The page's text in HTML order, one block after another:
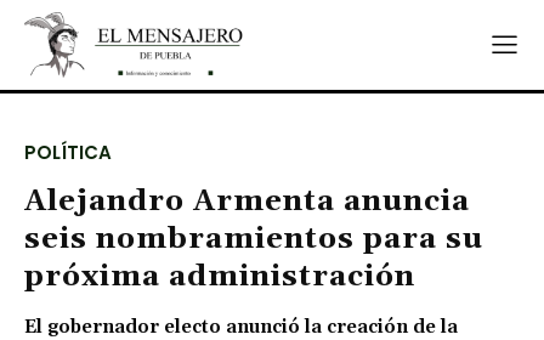
POLÍTICA
Alejandro Armenta anuncia
seis nombramientos para su
próxima administración
El gobernador electo anunció la creación de la